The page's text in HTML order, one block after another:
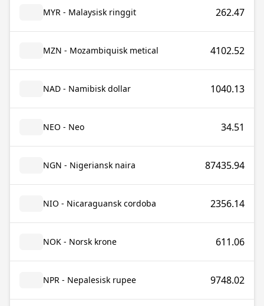
MYR - Malaysisk ringgit 262.47
MZN - Mozambiquisk metical 4102.52
NAD - Namibisk dollar 1040.13
NEO - Neo 34.51
NGN - Nigeriansk naira 87435.94
NIO - Nicaraguansk cordoba 2356.14
NOK - Norsk krone 611.06
NPR - Nepalesisk rupee 9748.02